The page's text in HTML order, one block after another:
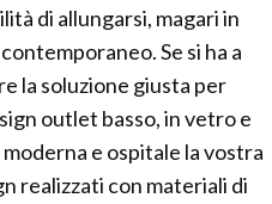
di allungarsi, magari in
Se si ha a
la soluzione giusta per
outlet basso, in vetro e
e ospitale la vostra
realizzati con materiali di